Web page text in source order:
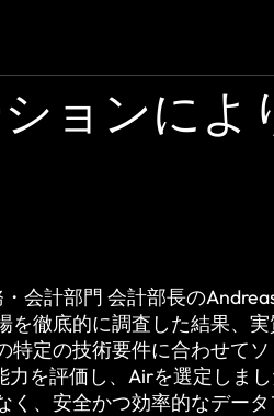
ョンによ
・会計部門 会計部長の
を徹底的に調査した結果、
特定の技術要件に合わせて
力を評価し、Airを選定しま
く、安全かつ効率的なデータ